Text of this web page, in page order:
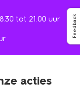
Feedback
tot 21.00 uur
acties